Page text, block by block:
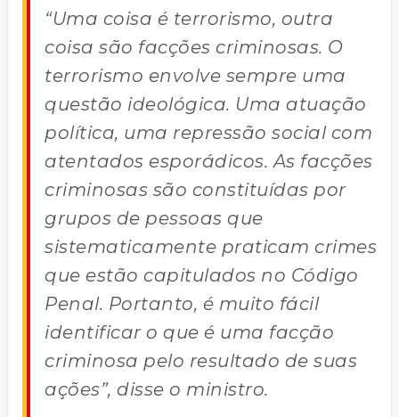
“Uma coisa é terrorismo, outra
coisa são facções criminosas. O
terrorismo envolve sempre uma
questão ideológica. Uma atuação
política, uma repressão social com
atentados esporádicos. As facções
criminosas são constituídas por
grupos de pessoas que
sistematicamente praticam crimes
que estão capitulados no Código
Penal. Portanto, é muito fácil
identificar o que é uma facção
criminosa pelo resultado de suas
ações”, disse o ministro.